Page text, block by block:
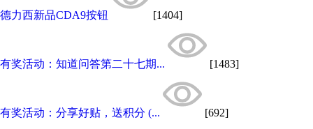
德力西新品CDA9按钮 [1404]
有奖活动：知道问答第二十七期... [1483]
有奖活动：分享好贴，送积分 (... [692]